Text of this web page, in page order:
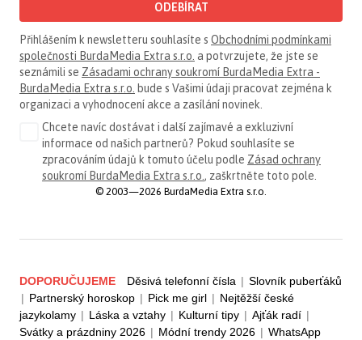
ODEBÍRAT
Přihlášením k newsletteru souhlasíte s Obchodními podmínkami
společnosti BurdaMedia Extra s.r.o. a potvrzujete, že jste se
seznámili se Zásadami ochrany soukromí BurdaMedia Extra -
BurdaMedia Extra s.r.o. bude s Vašimi údaji pracovat zejména k
organizaci a vyhodnocení akce a zasílání novinek.
Chcete navíc dostávat i další zajímavé a exkluzivní
informace od našich partnerů? Pokud souhlasíte se
zpracováním údajů k tomuto účelu podle Zásad ochrany
soukromí BurdaMedia Extra s.r.o., zaškrtněte toto pole.
© 2003—2026 BurdaMedia Extra s.r.o.
DOPORUČUJEME Děsivá telefonní čísla | Slovník puberťáků
| Partnerský horoskop | Pick me girl | Nejtěžší české
jazykolamy | Láska a vztahy | Kulturní tipy | Ajťák radí |
Svátky a prázdniny 2026 | Módní trendy 2026 | WhatsApp